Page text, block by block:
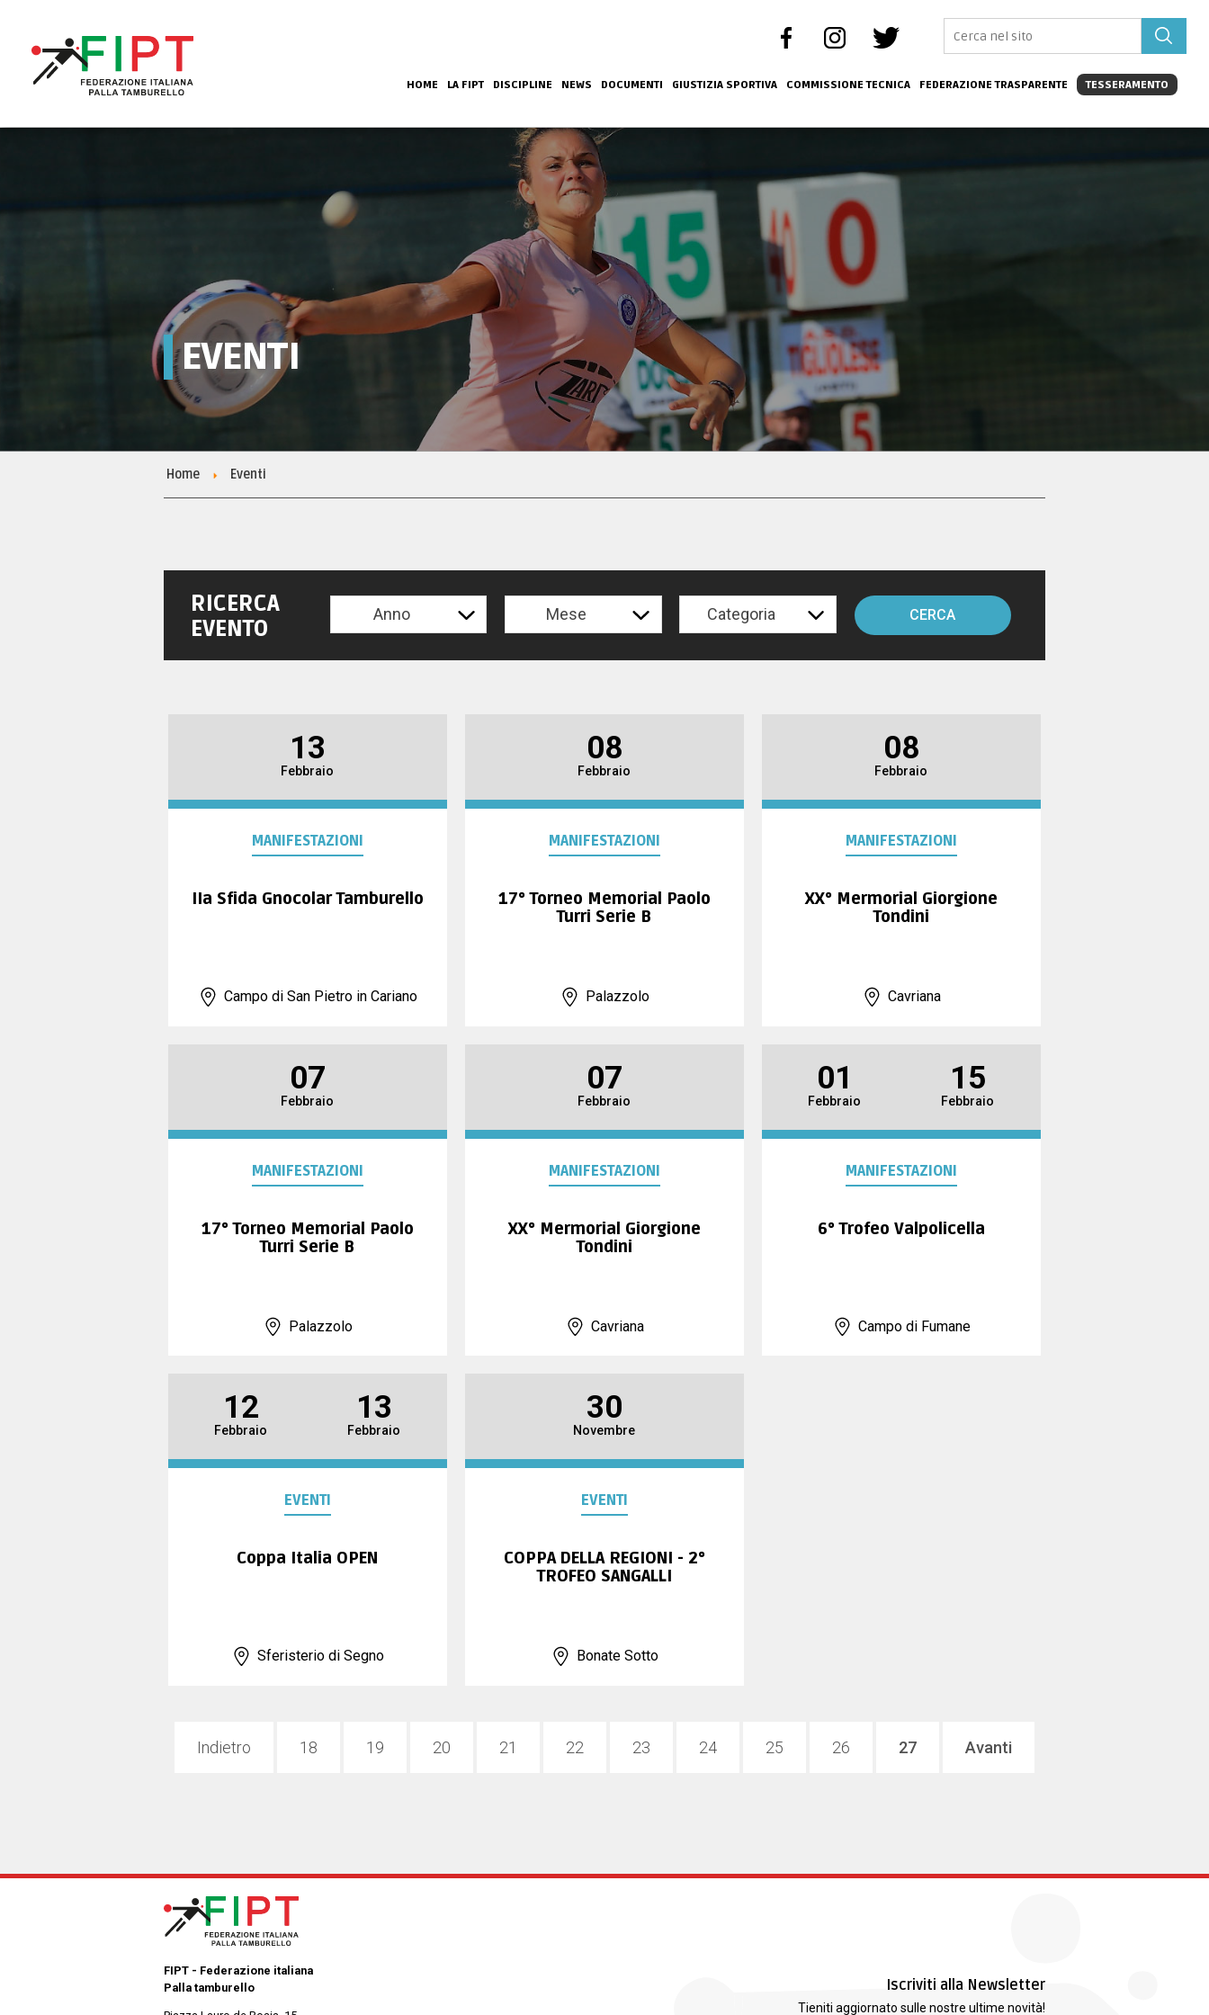
HOME LA FIPT DISCIPLINE NEWS DOCUMENTI GIUSTIZIA SPORTIVA COMMISSIONE TECNICA FEDERAZIONE TRASPARENTE TESSERAMENTO
EVENTI
Home Eventi
RICERCA
EVENTO
Anno Mese Categoria CERCA
13
Febbraio
MANIFESTAZIONI
IIa Sfida Gnocolar Tamburello
Campo di San Pietro in Cariano
08
Febbraio
MANIFESTAZIONI
17° Torneo Memorial Paolo
Turri Serie B
Palazzolo
08
Febbraio
MANIFESTAZIONI
XX° Mermorial Giorgione
Tondini
Cavriana
07
Febbraio
MANIFESTAZIONI
17° Torneo Memorial Paolo
Turri Serie B
Palazzolo
07
Febbraio
MANIFESTAZIONI
XX° Mermorial Giorgione
Tondini
Cavriana
01
Febbraio
15
Febbraio
MANIFESTAZIONI
6° Trofeo Valpolicella
Campo di Fumane
12
Febbraio
13
Febbraio
EVENTI
Coppa Italia OPEN
Sferisterio di Segno
30
Novembre
EVENTI
COPPA DELLA REGIONI - 2°
TROFEO SANGALLI
Bonate Sotto
Indietro 18 19 20 21 22 23 24 25 26 27 Avanti
FIPT - Federazione italiana
Palla tamburello
Iscriviti alla Newsletter
Tieniti aggiornato sulle nostre ultime novità!